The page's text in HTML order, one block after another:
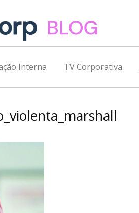
Interna TV Corporativa